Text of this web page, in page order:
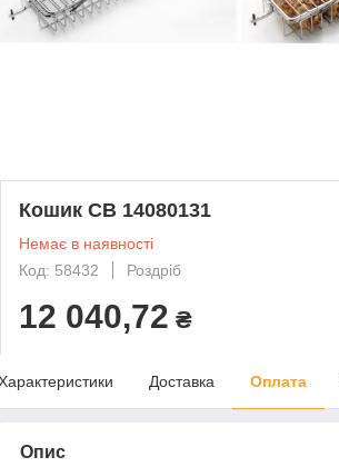
Кошик CB 14080131
Немає в наявності
Код: 58432
Роздріб
12 040,72 ₴
Доставка Оплата
Опис